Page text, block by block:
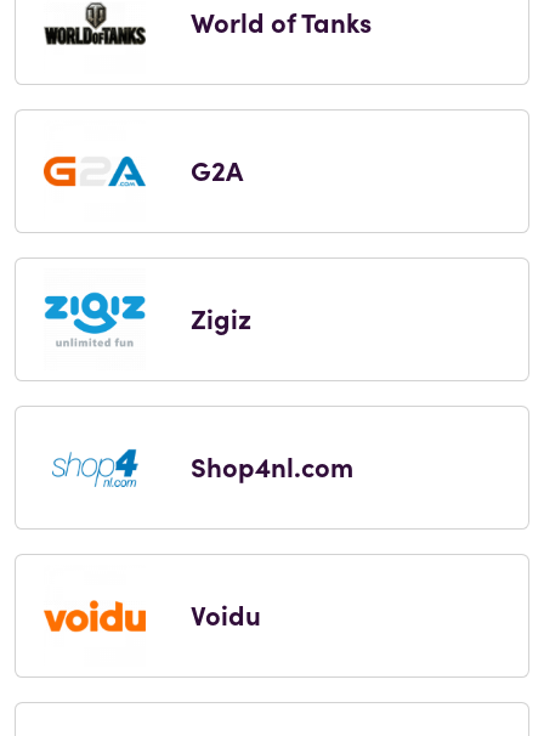
World of Tanks
G2A
Zigiz
Shop4nl.com
Voidu